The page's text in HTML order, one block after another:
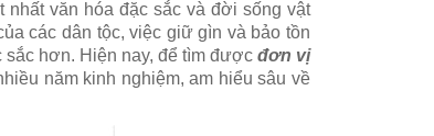
văn hóa đặc sắc và đời sống vật
các dân tộc, việc giữ gìn và bảo tồn
sắc hơn. Hiện nay, để tìm được đơn vị
năm kinh nghiệm, am hiểu sâu về